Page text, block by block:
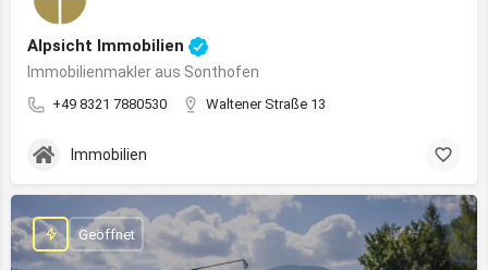
Alpsicht Immobilien
Immobilienmakler aus Sonthofen
+49 8321 7880530 Waltener Straße 13
Immobilien
Geöffnet